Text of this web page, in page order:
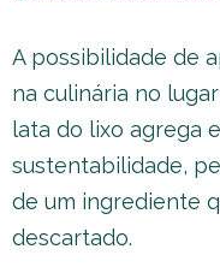
A possibilidade de
na culinária no
lata do lixo agrega
sustentabilidade,
de um ingrediente
descartado.